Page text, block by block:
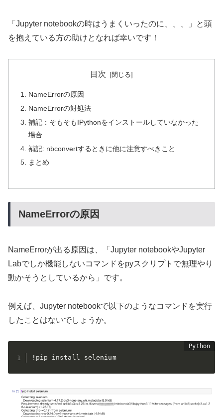
「Jupyter notebookの時はうまくいったのに、、、」と頭
を抱えている方の助けとなれば幸いです！
目次
NameErrorの原因
NameErrorの対処法
補記：そもそもIPythonをインストールしていなかった
場合
補記: nbconvertするときに他に注意すべきこと
まとめ
NameErrorの原因
NameErrorが出る原因は、「Jupyter notebookやJupyter
Labでしか機能しないコマンドをpyスクリプトで無理やり
動かそうとしているから」です。
例えば、Jupyter notebookで以下のようなコマンドを実行
したことはないでしょうか。
!pip install selenium